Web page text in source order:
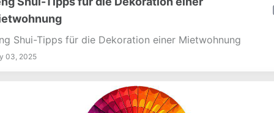
Shui-Tipps für die Dekoration einer Mietwohnung
03, 2025